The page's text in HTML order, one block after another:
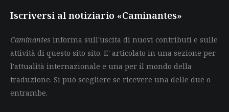
Iscriversi al notiziario «Caminantes»
Caminantes informa sull'uscita di nuovi contributi e sulle
attività di questo sito sito. E' articolato in una sezione per
l'attualità internazionale e una per il mondo della
traduzione. Si può scegliere se ricevere una delle due o
entrambe.